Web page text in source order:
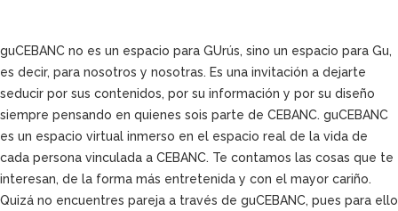
guCEBANC no es un espacio para GUrús, sino un espacio para Gu,
es decir, para nosotros y nosotras. Es una invitación a dejarte
seducir por sus contenidos, por su información y por su diseño
siempre pensando en quienes sois parte de CEBANC. guCEBANC
es un espacio virtual inmerso en el espacio real de la vida de
cada persona vinculada a CEBANC. Te contamos las cosas que te
interesan, de la forma más entretenida y con el mayor cariño.
Quizá no encuentres pareja a través de guCEBANC, pues para ello